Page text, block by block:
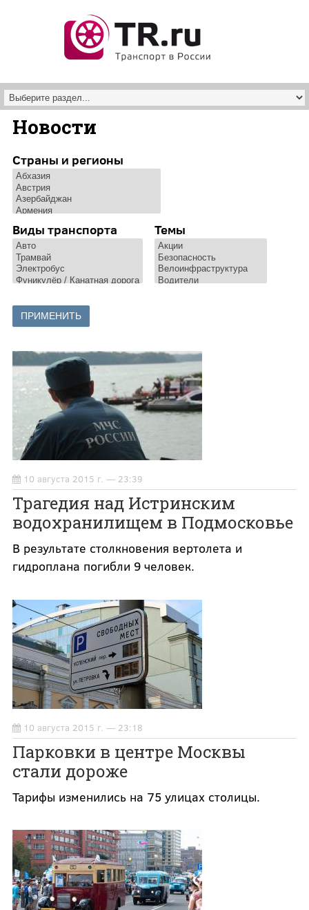
Новости
Страны и регионы
Виды транспорта Темы
10 августа 2015 г. — 23:39
Трагедия над Истринским
водохранилищем в Подмосковье
В результате столкновения вертолета и
гидроплана погибли 9 человек.
10 августа 2015 г. — 23:18
Парковки в центре Москвы
стали дороже
Тарифы изменились на 75 улицах столицы.